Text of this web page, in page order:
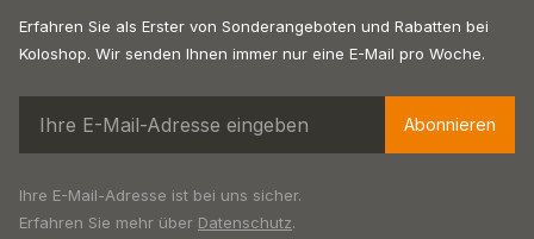
Erfahren Sie als Erster von Sonderangeboten und Rabatten bei
Koloshop. Wir senden Ihnen immer nur eine E-Mail pro Woche.
Abonnieren
Ihre E-Mail-Adresse ist bei uns sicher.
Erfahren Sie mehr über Datenschutz.